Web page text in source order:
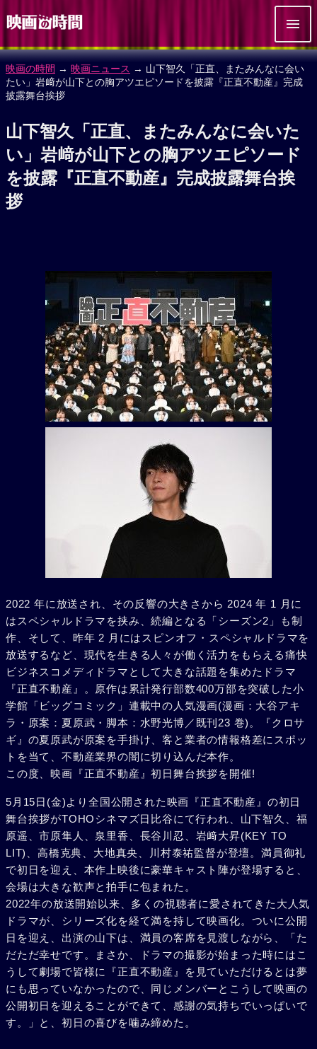
映画の時間 → 映画ニュース → 山下智久「正直、またみんなに会い
たい」岩﨑が山下との胸アツエピソードを披露『正直不動産』完成
披露舞台挨拶
山下智久「正直、またみんなに会いた
い」岩﨑が山下との胸アツエピソード
を披露『正直不動産』完成披露舞台挨
拶
2022 年に放送され、その反響の大きさから 2024 年 1 月に
はスペシャルドラマを挟み、続編となる「シーズン2」も制
作、そして、昨年 2 月にはスピンオフ・スペシャルドラマを
放送するなど、現代を生きる人々が働く活力をもらえる痛快
ビジネスコメディドラマとして大きな話題を集めたドラマ
『正直不動産』。原作は累計発行部数400万部を突破した小
学館「ビッグコミック」連載中の人気漫画(漫画：大谷アキ
ラ・原案：夏原武・脚本：水野光博／既刊23 巻)。『クロサ
ギ』の夏原武が原案を手掛け、客と業者の情報格差にスポッ
トを当て、不動産業界の闇に切り込んだ本作。
この度、映画『正直不動産』初日舞台挨拶を開催!
5月15日(金)より全国公開された映画『正直不動産』の初日
舞台挨拶がTOHOシネマズ日比谷にて行われ、山下智久、福
原遥、市原隼人、泉里香、長谷川忍、岩﨑大昇(KEY TO
LIT)、高橋克典、大地真央、川村泰祐監督が登壇。満員御礼
で初日を迎え、本作上映後に豪華キャスト陣が登場すると、
会場は大きな歓声と拍手に包まれた。
2022年の放送開始以来、多くの視聴者に愛されてきた大人気
ドラマが、シリーズ化を経て満を持して映画化。ついに公開
日を迎え、出演の山下は、満員の客席を見渡しながら、「た
だただ幸せです。まさか、ドラマの撮影が始まった時にはこ
うして劇場で皆様に『正直不動産』を見ていただけるとは夢
にも思っていなかったので、同じメンバーとこうして映画の
公開初日を迎えることができて、感謝の気持ちでいっぱいで
す。」と、初日の喜びを噛み締めた。